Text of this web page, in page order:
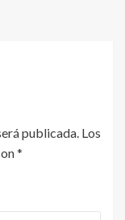
publicada. Los
*